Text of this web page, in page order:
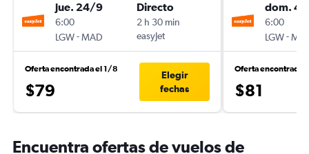
jue. 24/9
6:00
LGW-MAD
Directo
2 h 30 min
easyJet
Oferta encontrada el 1/8
$79
Elegir
fechas
dom. 4/
6:00
LGW-
Oferta encontrada
$81
Encuentra ofertas de vuelos de